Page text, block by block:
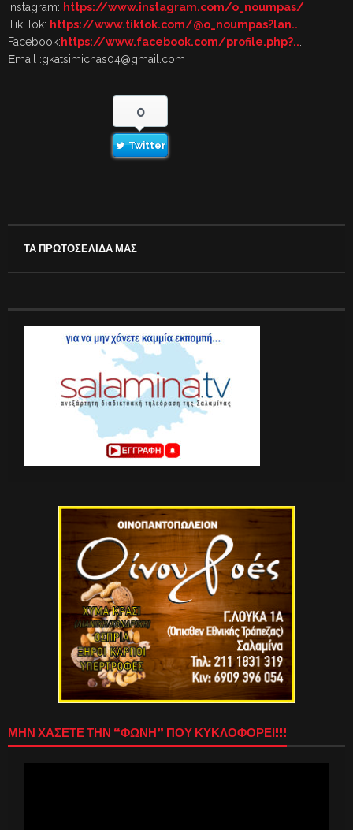
Instagram: https://www.instagram.com/o_noumpas/
Tik Tok: https://www.tiktok.com/@o_noumpas?lan...
Facebook: https://www.facebook.com/profile.php?...
Εmail :gkatsimichas04@gmail.com
0
Twitter
ΤΑ ΠΡΩΤΟΣΕΛΙΔΑ ΜΑΣ
ΜΗΝ ΧΑΣΕΤΕ ΤΗΝ “ΦΩΝΗ” ΠΟΥ ΚΥΚΛΟΦΟΡΕΙ!!!